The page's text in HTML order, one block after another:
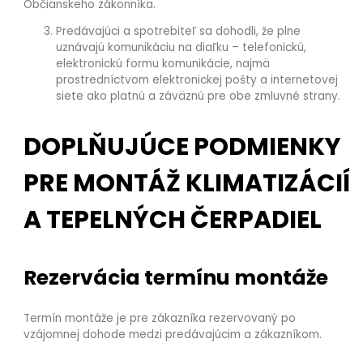
Občianskeho zákonníka.
Predávajúci a spotrebiteľ sa dohodli, že plne
uznávajú komunikáciu na diaľku – telefonickú,
elektronickú formu komunikácie, najmä
prostredníctvom elektronickej pošty a internetovej
siete ako platnú a záväznú pre obe zmluvné strany.
DOPLŇUJÚCE PODMIENKY
PRE MONTÁŽ KLIMATIZÁCIÍ
A TEPELNÝCH ČERPADIEL
Rezervácia termínu montáže
Termín montáže je pre zákazníka rezervovaný po
vzájomnej dohode medzi predávajúcim a zákazníkom.